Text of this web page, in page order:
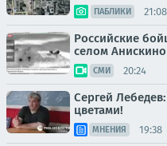
ПАБЛИКИ 21:08
Российские
селом
СМИ 20:24
Сергей
цветами!
МНЕНИЯ 19:38